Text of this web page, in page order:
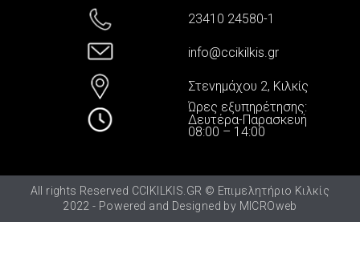
23410 24580-1
info@ccikilkis.gr
Στενημάχου 2, Κιλκίς
Ώρες εξυπηρέτησης:
Δευτέρα-Παρασκευή
08:00 – 14:00
All rights Reserved CCIKILKIS.GR © Επιμελητήριο Κιλκίς
2022 - Powered and Designed by MICROweb